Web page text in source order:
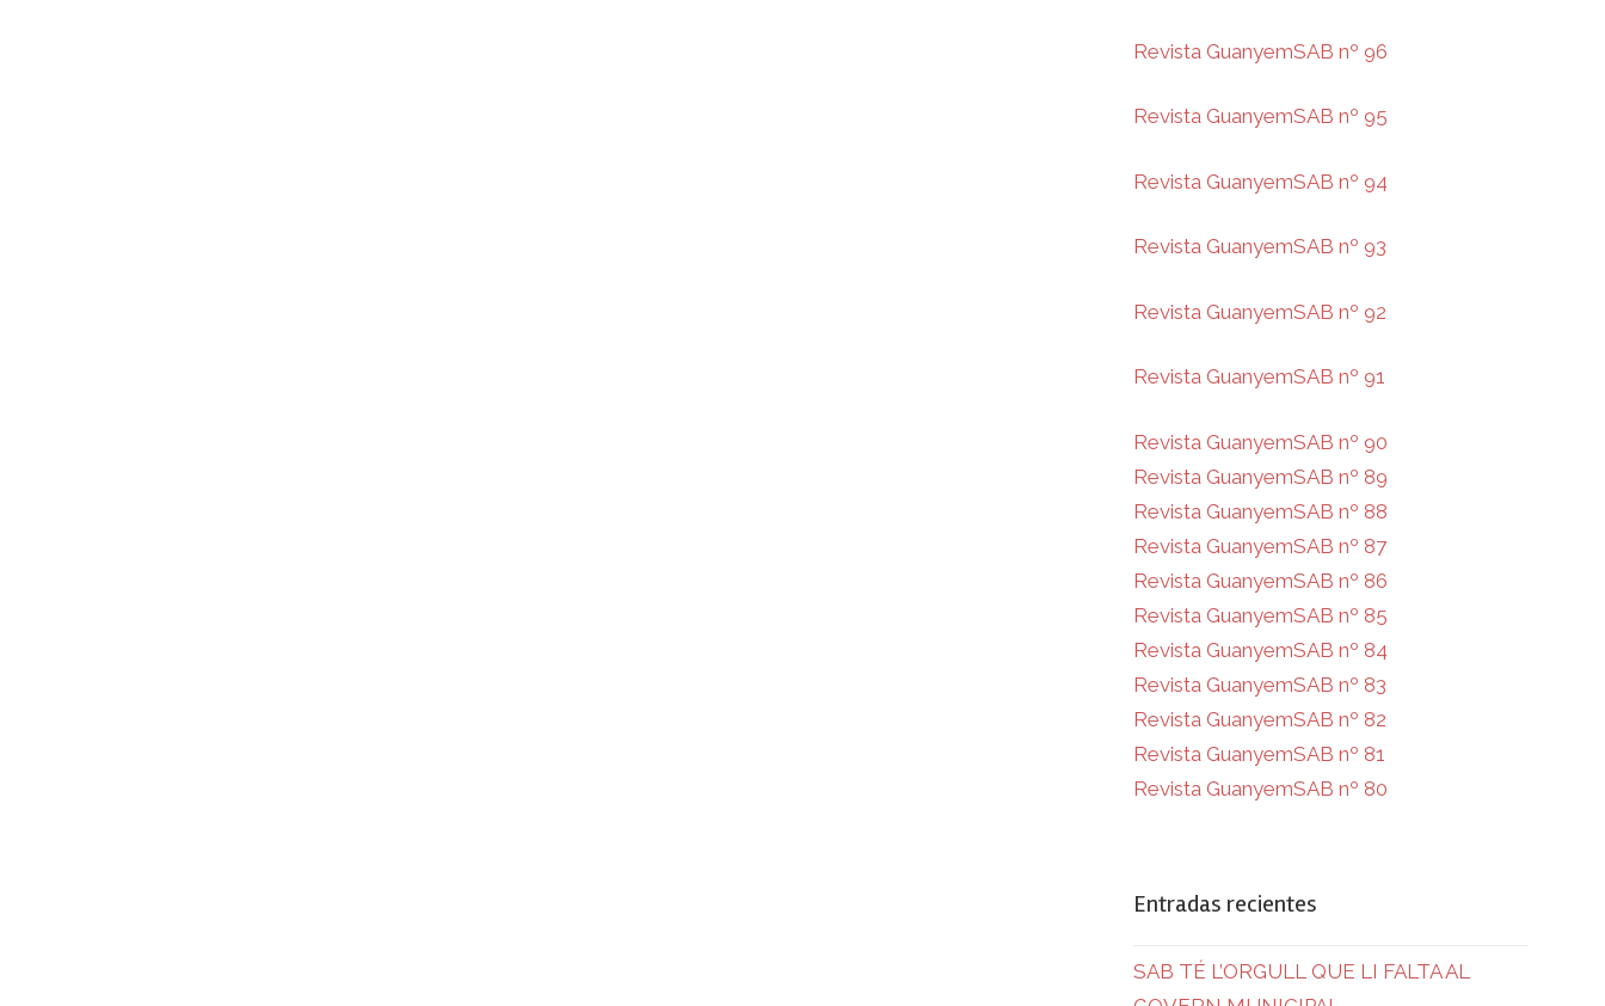
Revista GuanyemSAB nº 96
Revista GuanyemSAB nº 95
Revista GuanyemSAB nº 94
Revista GuanyemSAB nº 93
Revista GuanyemSAB nº 92
Revista GuanyemSAB nº 91
Revista GuanyemSAB nº 90
Revista GuanyemSAB nº 89
Revista GuanyemSAB nº 88
Revista GuanyemSAB nº 87
Revista GuanyemSAB nº 86
Revista GuanyemSAB nº 85
Revista GuanyemSAB nº 84
Revista GuanyemSAB nº 83
Revista GuanyemSAB nº 82
Revista GuanyemSAB nº 81
Revista GuanyemSAB nº 80
Entradas recientes
SAB TÉ L’ORGULL QUE LI FALTA AL